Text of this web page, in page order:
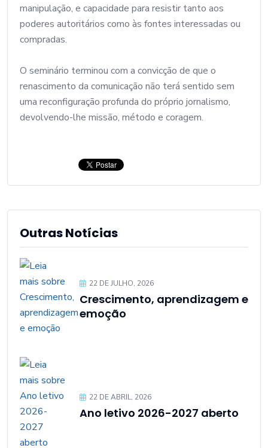
manipulação, e capacidade para resistir tanto aos
poderes autoritários como às fontes interessadas ou
compradas.
O seminário terminou com a convicção de que o
renascimento da comunicação não terá sentido sem
uma reconfiguração profunda do próprio jornalismo,
devolvendo-lhe missão, método e coragem.
Outras Notícias
22 DE JULHO, 2026
Crescimento, aprendizagem e
emoção
22 DE ABRIL, 2026
Ano letivo 2026-2027 aberto